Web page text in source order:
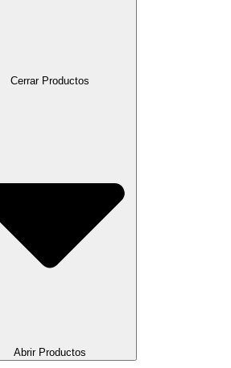
Cerrar Productos
Abrir Productos